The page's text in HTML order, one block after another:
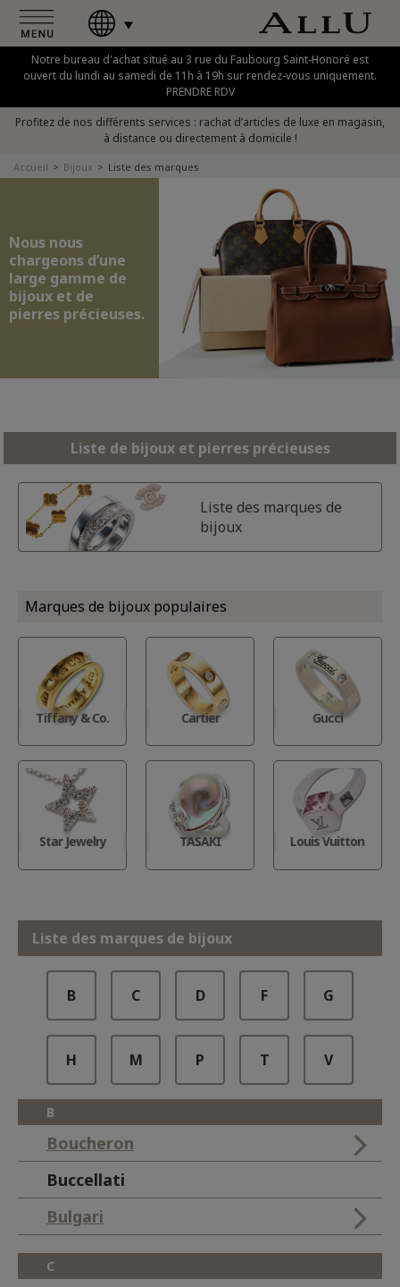
Notre bureau d'achat situé au 3 rue du Faubourg Saint-Honoré est
ouvert du lundi au samedi de 11h à 19h sur rendez-vous uniquement.
PRENDRE RDV
Profitez de nos différents services : rachat d’articles de luxe en magasin,
à distance ou directement à domicile !
Accueil Bijoux Liste des marques
Nous nous
chargeons d’une
large gamme de
bijoux et de
pierres précieuses.
Liste de bijoux et pierres précieuses
Liste des marques de
bijoux
Marques de bijoux populaires
Tiffany & Co. Cartier Gucci
Star Jewelry TASAKI Louis Vuitton
Liste des marques de bijoux
B C D F G
H M P T V
B
Boucheron
Buccellati
Bulgari
C